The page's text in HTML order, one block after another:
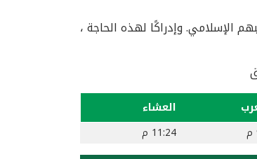
وإدراكًا لهذه الحاجة ،
العشاء
11:24 م